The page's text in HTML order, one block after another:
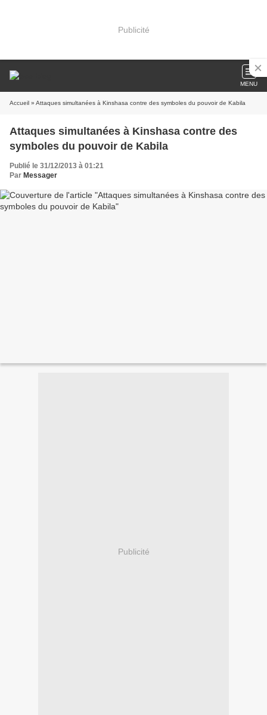
Publicité
MENU
Accueil » Attaques simultanées à Kinshasa contre des symboles du pouvoir de Kabila
Attaques simultanées à Kinshasa contre des
symboles du pouvoir de Kabila
Publié le 31/12/2013 à 01:21
Par Messager
Publicité